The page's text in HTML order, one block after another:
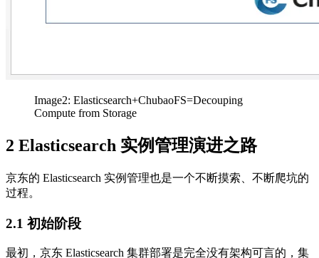
Image2: Elasticsearch+ChubaoFS=Decouping
Compute from Storage
2 Elasticsearch 实例管理演进之路
京东的 Elasticsearch 实例管理也是一个不断摸索、不断爬坑的
过程。
2.1 初始阶段
最初，京东 Elasticsearch 集群部署是完全没有架构可言的，集